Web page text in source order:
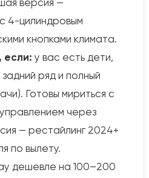
версия —
4-цилиндровым
кнопками климата.
если: у вас есть дети,
ряд и полный
Готовы мириться с
через
— рестайлинг 2024+
по вылету.
дешевле на 100–200